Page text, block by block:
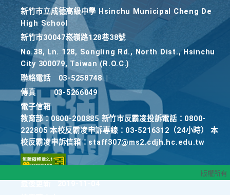
新竹巿立成德高級中學 Hsinchu Municipal Cheng De
High School
新竹巿30047崧嶺路128巷38號
No.38, Ln. 128, Songling Rd., North Dist., Hsinchu
City 300079, Taiwan (R.O.C.)
聯絡電話
03-5258748
傳真
03-5266049
電子信箱
教育部：0800-200885 新竹市反霸凌投訴電話：0800-
222805 本校反霸凌申訴專線：03-5216312（24小時） 本
校反霸凌申訴信箱：staff307@ms2.cdjh.hc.edu.tw
版權所有